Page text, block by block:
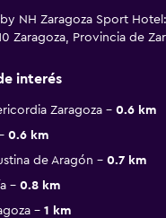
NH Zaragoza Sport
Zaragoza, Provincia de
interés
Zaragoza
0.6 km
0.6 km
de Aragón
0.7 km
0.8 km
1 km